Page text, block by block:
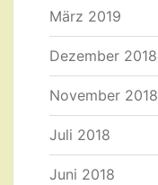
März 2019
Dezember 2018
November 2018
Juli 2018
Juni 2018